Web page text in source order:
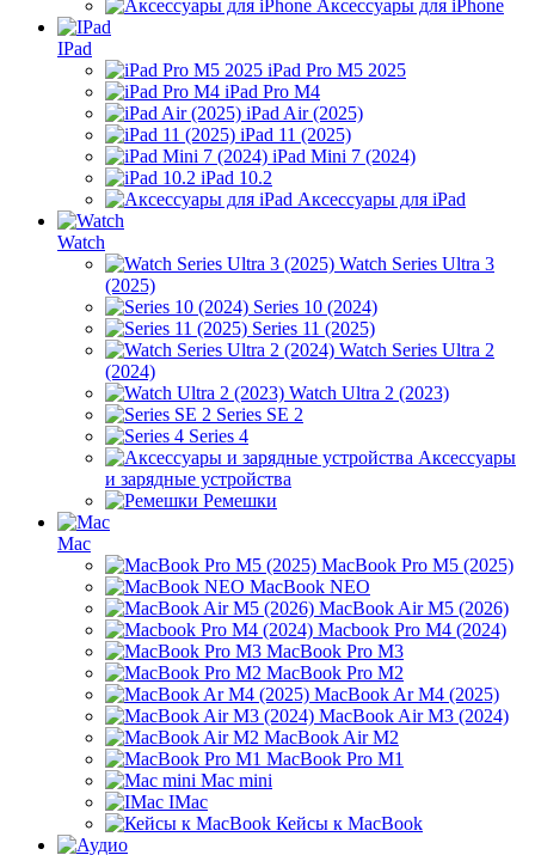
Аксессуары для iPhone
IPad
iPad Pro M5 2025
iPad Pro M4
iPad Air (2025)
iPad 11 (2025)
iPad Mini 7 (2024)
iPad 10.2
Аксессуары для iPad
Watch
Watch Series Ultra 3
(2025)
Series 10 (2024)
Series 11 (2025)
Watch Series Ultra 2
(2024)
Watch Ultra 2 (2023)
Series SE 2
Series 4
Аксессуары
и зарядные устройства
Ремешки
Mac
MacBook Pro M5 (2025)
MacBook NEO
MacBook Air M5 (2026)
Macbook Pro M4 (2024)
MacBook Pro M3
MacBook Pro M2
MacBook Ar M4 (2025)
MacBook Air M3 (2024)
MacBook Air M2
MacBook Pro M1
Mac mini
IMac
Кейсы к MacBook